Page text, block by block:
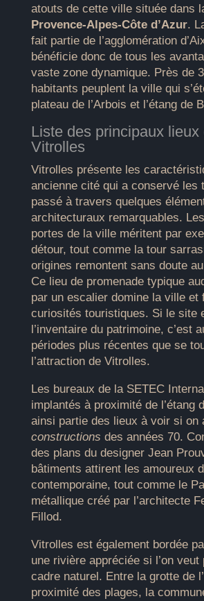
atouts de cette ville située dans
Provence-Alpes-Côte d’Azur.
fait partie de l’agglomération
bénéficie donc de tous les
vaste zone dynamique. Près de
habitants peuplent la ville qui
plateau de l’Arbois et l’étang de
Liste des principaux lieux
Vitrolles
Vitrolles présente les
ancienne cité qui a conservé les
passé à travers quelques
architecturaux remarquables.
portes de la ville méritent par
détour, tout comme la tour
origines remontent sans doute
Ce lieu de promenade typique
par un escalier domine la ville et
curiosités touristiques. Si le site
l’inventaire du patrimoine, c’est
périodes plus récentes que se
l’attraction de Vitrolles.
Les bureaux de la SETEC
implantés à proximité de l’étang
ainsi partie des lieux à voir si on
constructions des années 70.
des plans du designer Jean
bâtiments attirent les amoureux
contemporaine, tout comme le
métallique créé par l’architecte
Fillod.
Vitrolles est également bordée
une rivière appréciée si l’on veut
cadre naturel. Entre la grotte de
proximité des plages, la